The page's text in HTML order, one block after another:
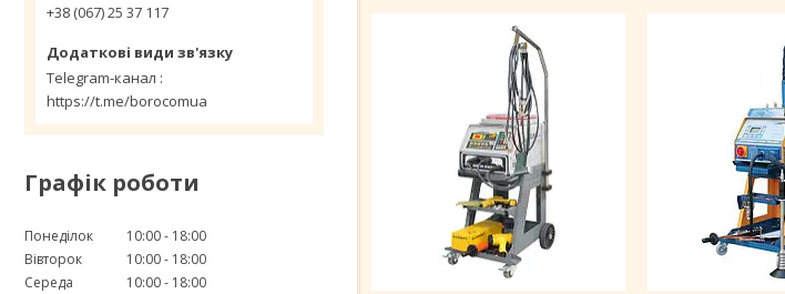
+38 (067) 25 37 117
Telegram-канал
https://t.me/borocomua
Графік роботи
Понеділок 10:00
18:00
Вівторок
10:00
18:00
Середа
10:00
18:00